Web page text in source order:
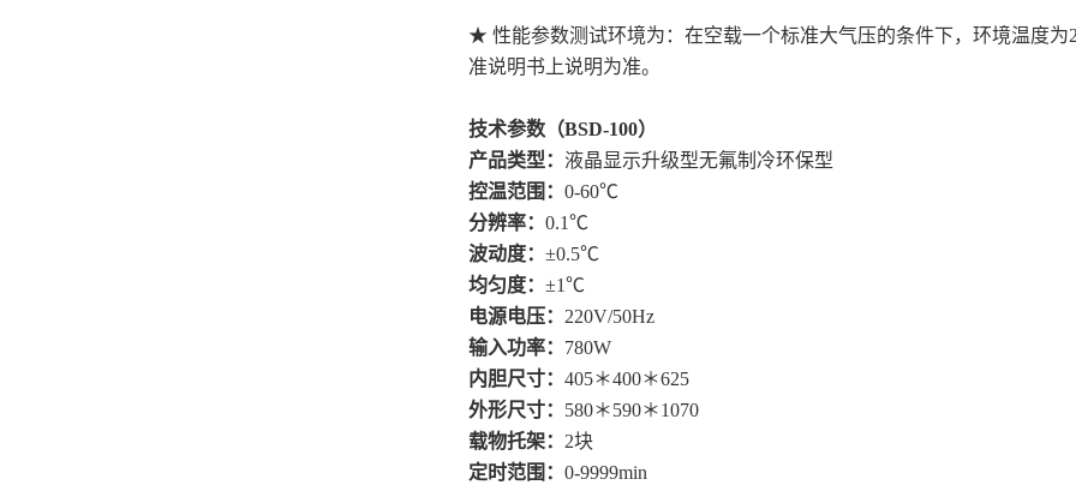
★ 性能参数测试环境为：在空载一个标准大气压的条件下，环境温度
准说明书上说明为准。
技术参数（BSD-100）
产品类型： 液晶显示升级型无氟制冷环保型
控温范围： 0-60℃
分辨率： 0.1℃
波动度： ±0.5℃
均匀度： ±1℃
电源电压： 220V/50Hz
输入功率： 780W
内胆尺寸： 405＊400＊625
外形尺寸： 580＊590＊1070
载物托架： 2块
定时范围： 0-9999min